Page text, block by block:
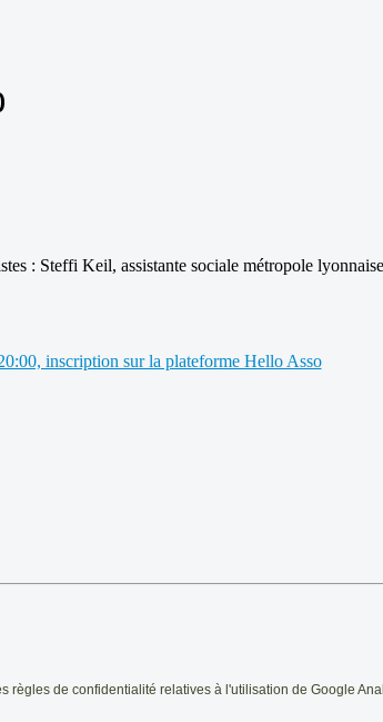
: Steffi Keil, assistante sociale métropole
inscription sur la plateforme Hello Asso
règles de confidentialité relatives à l'utilisation de Google